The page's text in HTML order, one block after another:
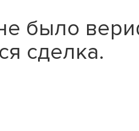
было
сделка.